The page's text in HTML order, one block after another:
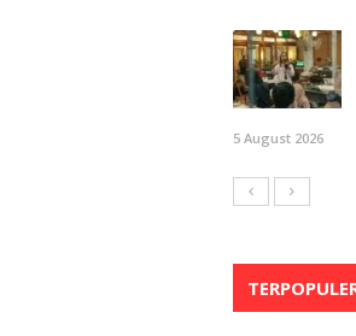
5 August 2026